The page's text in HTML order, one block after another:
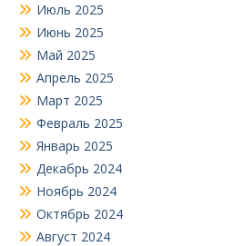
Июль 2025
Июнь 2025
Май 2025
Апрель 2025
Март 2025
Февраль 2025
Январь 2025
Декабрь 2024
Ноябрь 2024
Октябрь 2024
Август 2024